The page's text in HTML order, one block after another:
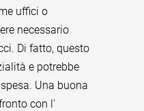
uffici o
necessario
Di fatto, questo
e potrebbe
Una buona
con l'